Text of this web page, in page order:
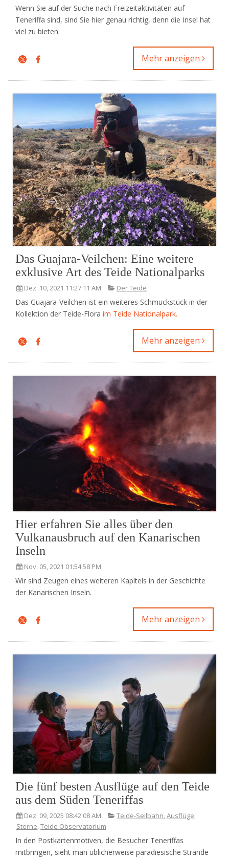
Wenn Sie auf der Suche nach Freizeitaktivitäten auf
Teneriffa sind, sind Sie hier genau richtig, denn die Insel hat
viel zu bieten.
Mehr anzeigen
Das Guajara-Veilchen: Eine weitere
exklusive Art des Teide Nationalparks
Dez. 10, 2021 11:27:11 AM Der Teide
Das Guajara-Veilchen ist ein weiteres Schmuckstück in der
Kollektion der Teide-Flora im Teide Nationalpark.
Mehr anzeigen
Hier erfahren Sie alles über den
Vulkanausbruch auf den Kanarischen
Inseln
Nov. 05, 2021 01:54:58 PM
Wir sind Zeugen eines weiteren Kapitels in der Geschichte
der Kanarischen Inseln.
Mehr anzeigen
Die fünf besten Ausflüge auf den Teide
aus dem Süden Teneriffas
Dez. 09, 2025 08:42:08 AM Teide-Seilbahn,Ausflüge,
Sterne,Teide Observatorium
In den Postkartenmotiven, die Besucher Teneriffas
mitbringen, sieht man üblicherweise paradiesische Strände